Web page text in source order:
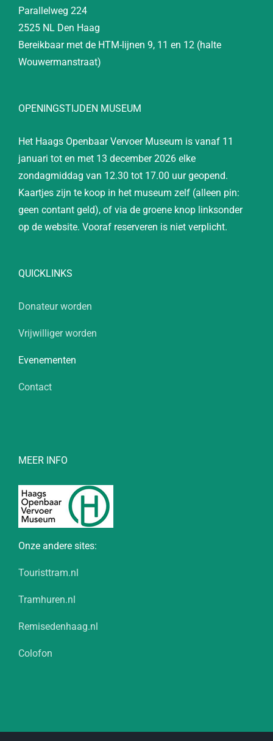
Parallelweg 224
2525 NL Den Haag
Bereikbaar met de HTM-lijnen 9, 11 en 12 (halte
Wouwermanstraat)
OPENINGSTIJDEN MUSEUM
Het Haags Openbaar Vervoer Museum is vanaf 11
januari tot en met 13 december 2026 elke
zondagmiddag van 12.30 tot 17.00 uur geopend.
Kaartjes zijn te koop in het museum zelf (alleen pin:
geen contant geld), of via de groene knop linksonder
op de website. Vooraf reserveren is niet verplicht.
QUICKLINKS
Donateur worden
Vrijwilliger worden
Evenementen
Contact
MEER INFO
Onze andere sites:
Touristtram.nl
Tramhuren.nl
Remisedenhaag.nl
Colofon